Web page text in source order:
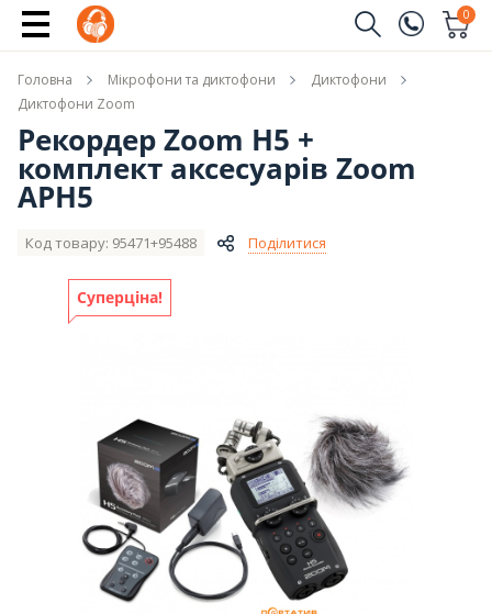
(096)
(044)
0
Ім'я
Телефон
Головна Мікрофони та диктофони
Диктофони
Диктофони Zoom
Рекордер Zoom H5 +
комплект аксесуарів Zoom
APH5
Код товару: 95471+95488 Поділитися
Суперціна!
Купити